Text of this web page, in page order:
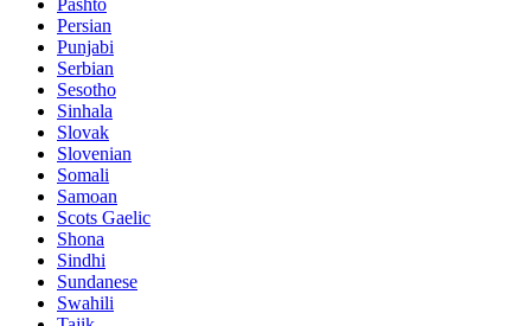
Persian
Punjabi
Serbian
Sesotho
Sinhala
Slovak
Slovenian
Somali
Samoan
Scots Gaelic
Shona
Sindhi
Sundanese
Swahili